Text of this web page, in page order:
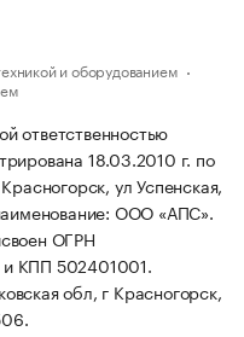
и оборудованием
ответственностью
18.03.2010 г. по
ул Успенская,
ООО «АПС».
ОГРН
КПП 502401001.
обл, г Красногорск,